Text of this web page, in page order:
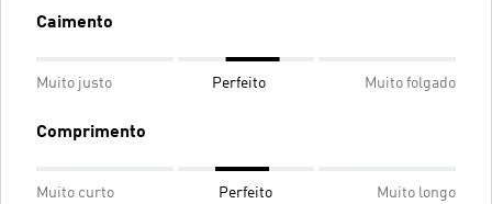
Caimento
Muito justo Perfeito Muito folgado
Comprimento
Muito curto Perfeito Muito longo